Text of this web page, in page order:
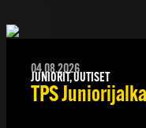
04.08.2026
JUNIORIT, UUTISET
TPS